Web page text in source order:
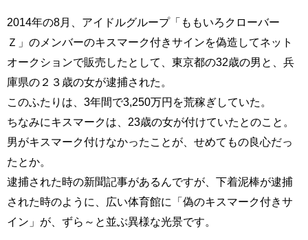
2014年の8月、アイドルグループ「ももいろクローバー
Ｚ」のメンバーのキスマーク付きサインを偽造してネット
オークションで販売したとして、東京都の32歳の男と、兵
庫県の２３歳の女が逮捕された。
このふたりは、3年間で3,250万円を荒稼ぎしていた。
ちなみにキスマークは、23歳の女が付けていたとのこと。
男がキスマーク付けなかったことが、せめてもの良心だっ
たとか。
逮捕された時の新聞記事があるんですが、下着泥棒が逮捕
された時のように、広い体育館に「偽のキスマーク付きサ
イン」が、ずら～と並ぶ異様な光景です。